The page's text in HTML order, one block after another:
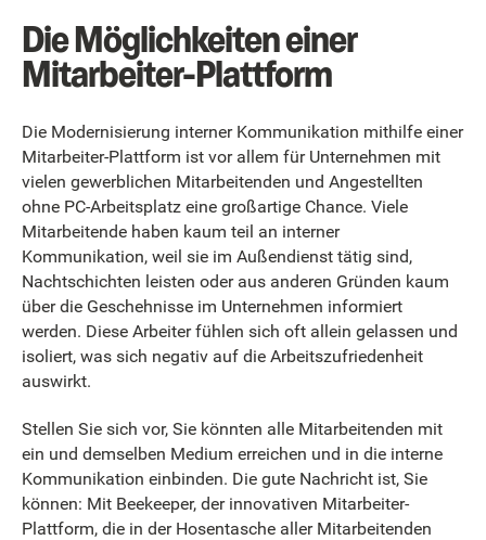
Die Möglichkeiten einer
Mitarbeiter-Plattform
Die Modernisierung interner Kommunikation mithilfe einer
Mitarbeiter-Plattform ist vor allem für Unternehmen mit
vielen gewerblichen Mitarbeitenden und Angestellten
ohne PC-Arbeitsplatz eine großartige Chance. Viele
Mitarbeitende haben kaum teil an interner
Kommunikation, weil sie im Außendienst tätig sind,
Nachtschichten leisten oder aus anderen Gründen kaum
über die Geschehnisse im Unternehmen informiert
werden. Diese Arbeiter fühlen sich oft allein gelassen und
isoliert, was sich negativ auf die Arbeitszufriedenheit
auswirkt.
Stellen Sie sich vor, Sie könnten alle Mitarbeitenden mit
ein und demselben Medium erreichen und in die interne
Kommunikation einbinden. Die gute Nachricht ist, Sie
können: Mit Beekeeper, der innovativen Mitarbeiter-
Plattform, die in der Hosentasche aller Mitarbeitenden